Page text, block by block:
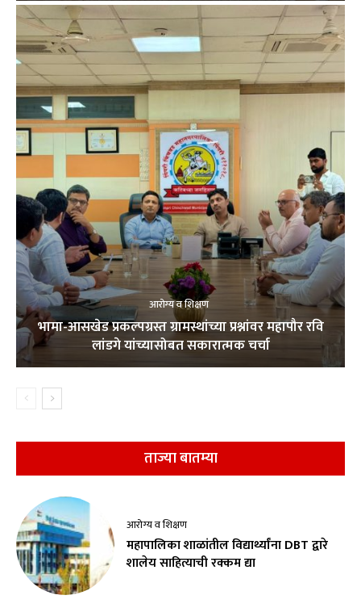
आरोग्य व शिक्षण
भामा-आसखेड प्रकल्पग्रस्त ग्रामस्थांच्या प्रश्नांवर महापौर रवि
लांडगे यांच्यासोबत सकारात्मक चर्चा
ताज्या बातम्या
आरोग्य व शिक्षण
महापालिका शाळांतील विद्यार्थ्यांना DBT द्वारे
शालेय साहित्याची रक्कम द्या